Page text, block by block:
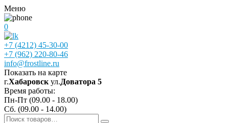
Меню
0
+7 (4212) 45-30-00
+7 (962) 220-80-46
info@frostline.ru
Показать на карте
г.Хабаровск ул.Доватора 5
Время работы:
Пн-Пт (09.00 - 18.00)
Сб. (09.00 - 14.00)